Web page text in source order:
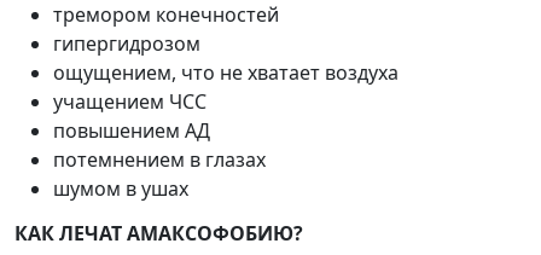
тремором конечностей
гипергидрозом
ощущением, что не хватает воздуха
учащением ЧСС
повышением АД
потемнением в глазах
шумом в ушах
КАК ЛЕЧАТ АМАКСОФОБИЮ?